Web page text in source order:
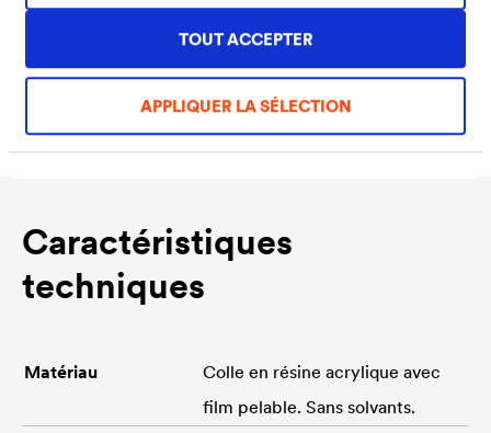
TOUT ACCEPTER
APPLIQUER LA SÉLECTION
Caractéristiques
techniques
Matériau
Colle en résine acrylique avec
film pelable. Sans solvants.